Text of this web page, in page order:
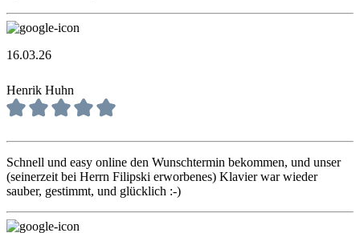
16.03.26
Henrik Huhn
Schnell und easy online den Wunschtermin bekommen, und unser
(seinerzeit bei Herrn Filipski erworbenes) Klavier war wieder
sauber, gestimmt, und glücklich :-)